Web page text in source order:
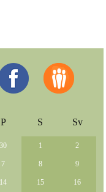
P S Sv
30 1 2
7 8 9
14 15 16